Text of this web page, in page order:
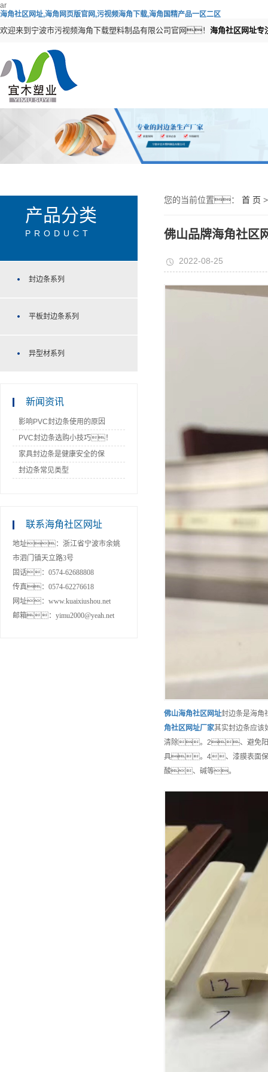
ar
海角社区网址,海角网页版官网,污视频海角下载,海角国精产品一区二区
欢迎来到宁波市污视频海角下载塑料制品有限公司官网！ 海角社区网址
产品分类
PRODUCT
封边条系列
平板封边条系列
异型材系列
新闻资讯
影响PVC封边条使用的原因
PVC封边条选购小技巧！
家具封边条是健康安全的保
障！
封边条常见类型
联系海角社区网址
地址：浙江省宁波市余姚
市泗门镇天立路3号
固话：0574-62688808
传真：0574-62276618
网址：www.kuaixiushou.net
邮箱：yimu2000@yeah.net
您的当前位置： 首 页
佛山品牌海角社区
2022-08-25
佛山海角社区网址封边条是海
角社区网址厂家其实封边条应
清除。2、避免阳
具。4、漆膜表面
酸、碱等。